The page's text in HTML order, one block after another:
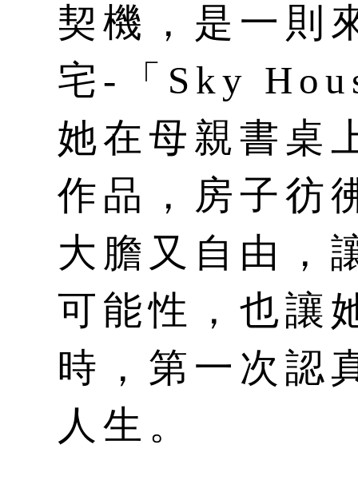
契機，是一則
宅-「Sky
她在母親書桌
作品，房子彷
大膽又自由，
可能性，也讓
時，第一次認
人生。